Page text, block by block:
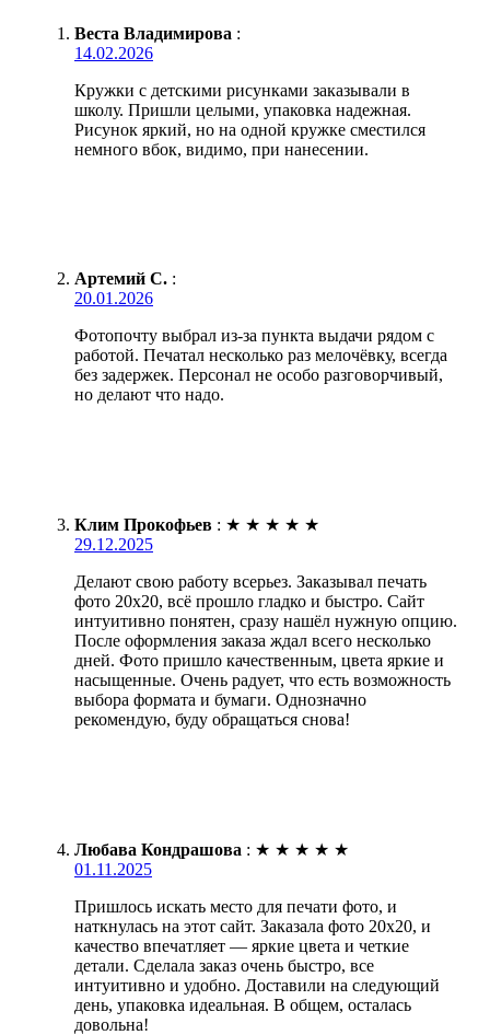
Веста Владимирова :
14.02.2026
Кружки с детскими рисунками заказывали в
школу. Пришли целыми, упаковка надежная.
Рисунок яркий, но на одной кружке сместился
немного вбок, видимо, при нанесении.
Артемий С. :
20.01.2026
Фотопочту выбрал из-за пункта выдачи рядом с
работой. Печатал несколько раз мелочёвку, всегда
без задержек. Персонал не особо разговорчивый,
но делают что надо.
Клим Прокофьев : ★ ★ ★ ★ ★
29.12.2025
Делают свою работу всерьез. Заказывал печать
фото 20х20, всё прошло гладко и быстро. Сайт
интуитивно понятен, сразу нашёл нужную опцию.
После оформления заказа ждал всего несколько
дней. Фото пришло качественным, цвета яркие и
насыщенные. Очень радует, что есть возможность
выбора формата и бумаги. Однозначно
рекомендую, буду обращаться снова!
Любава Кондрашова : ★ ★ ★ ★ ★
01.11.2025
Пришлось искать место для печати фото, и
наткнулась на этот сайт. Заказала фото 20х20, и
качество впечатляет — яркие цвета и четкие
детали. Сделала заказ очень быстро, все
интуитивно и удобно. Доставили на следующий
день, упаковка идеальная. В общем, осталась
довольна!